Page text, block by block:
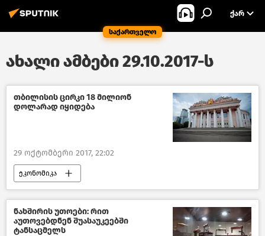
საქართველო
ᲥᲐᲠ
ახალი ამბები 29.10.2017-ს
თბილისის ცირკი 18 მილიონ
დოლარად იყიდება
29 ოქტომბერი 2017, 22:02
ეკონომიკა
საქართველოს ეკონომიკა–2018
საქართველო
ნახშირის უთოები: რით
აუთოვებდნენ შუასაუკეებში
ტანსაცმელს